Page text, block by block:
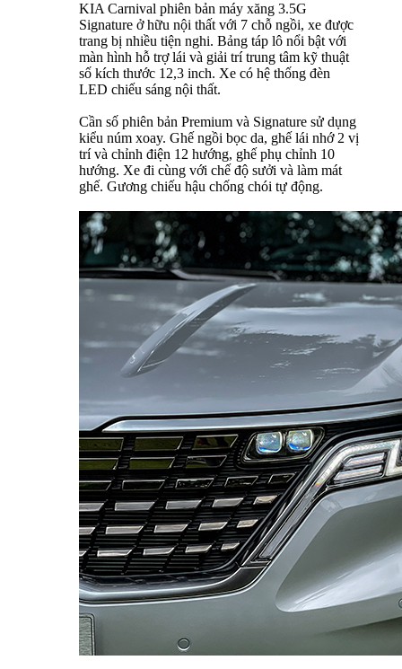
KIA Carnival phiên bản máy xăng 3.5G
Signature ở hữu nội thất với 7 chỗ ngồi, xe được
trang bị nhiều tiện nghi. Bảng táp lô nổi bật với
màn hình hỗ trợ lái và giải trí trung tâm kỹ thuật
số kích thước 12,3 inch. Xe có hệ thống đèn
LED chiếu sáng nội thất.
Cần số phiên bản Premium và Signature sử dụng
kiểu núm xoay. Ghế ngồi bọc da, ghế lái nhớ 2 vị
trí và chỉnh điện 12 hướng, ghế phụ chỉnh 10
hướng. Xe đi cùng với chế độ sưởi và làm mát
ghế. Gương chiếu hậu chống chói tự động.